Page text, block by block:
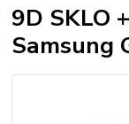
9D SKLO
Samsung